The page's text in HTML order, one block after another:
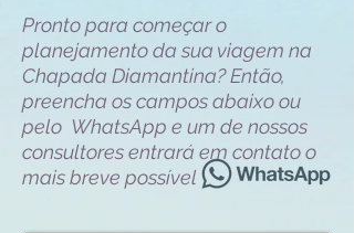
Pronto para começar o
planejamento da sua viagem na
Chapada Diamantina? Então,
preencha os campos abaixo ou
pelo WhatsApp e um de nossos
consultores entrará em contato o
mais breve possível